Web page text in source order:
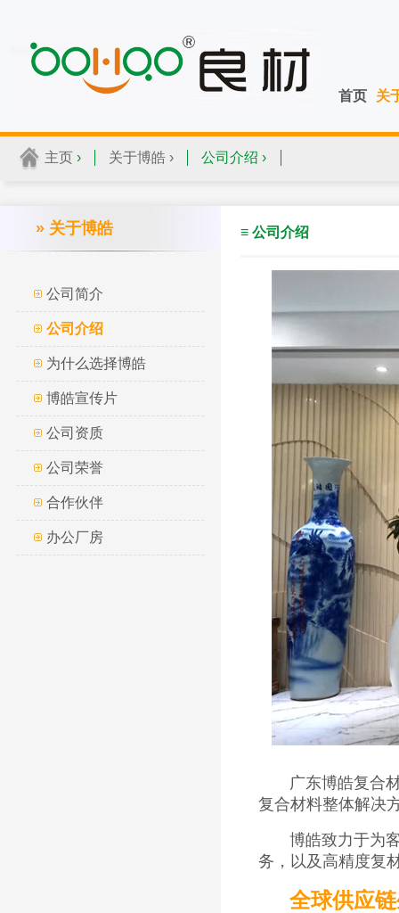
首页 关
主页 › 关于博皓 › 公司介绍 ›
» 关于博皓
公司简介
公司介绍
为什么选择博皓
博皓宣传片
公司资质
公司荣誉
合作伙伴
办公厂房
≡ 公司介绍
广东博皓复合材
复合材料整体解决
博皓致力于为
务，以及高精度复
全球供应